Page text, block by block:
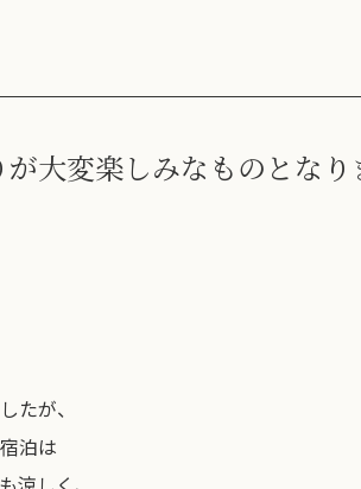
大変楽しみなものとな
たが、
泊は